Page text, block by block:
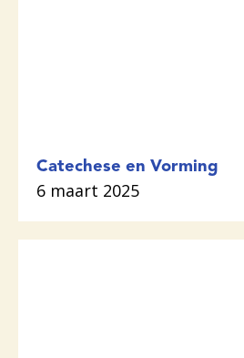
Catechese en Vorming
6 maart 2025